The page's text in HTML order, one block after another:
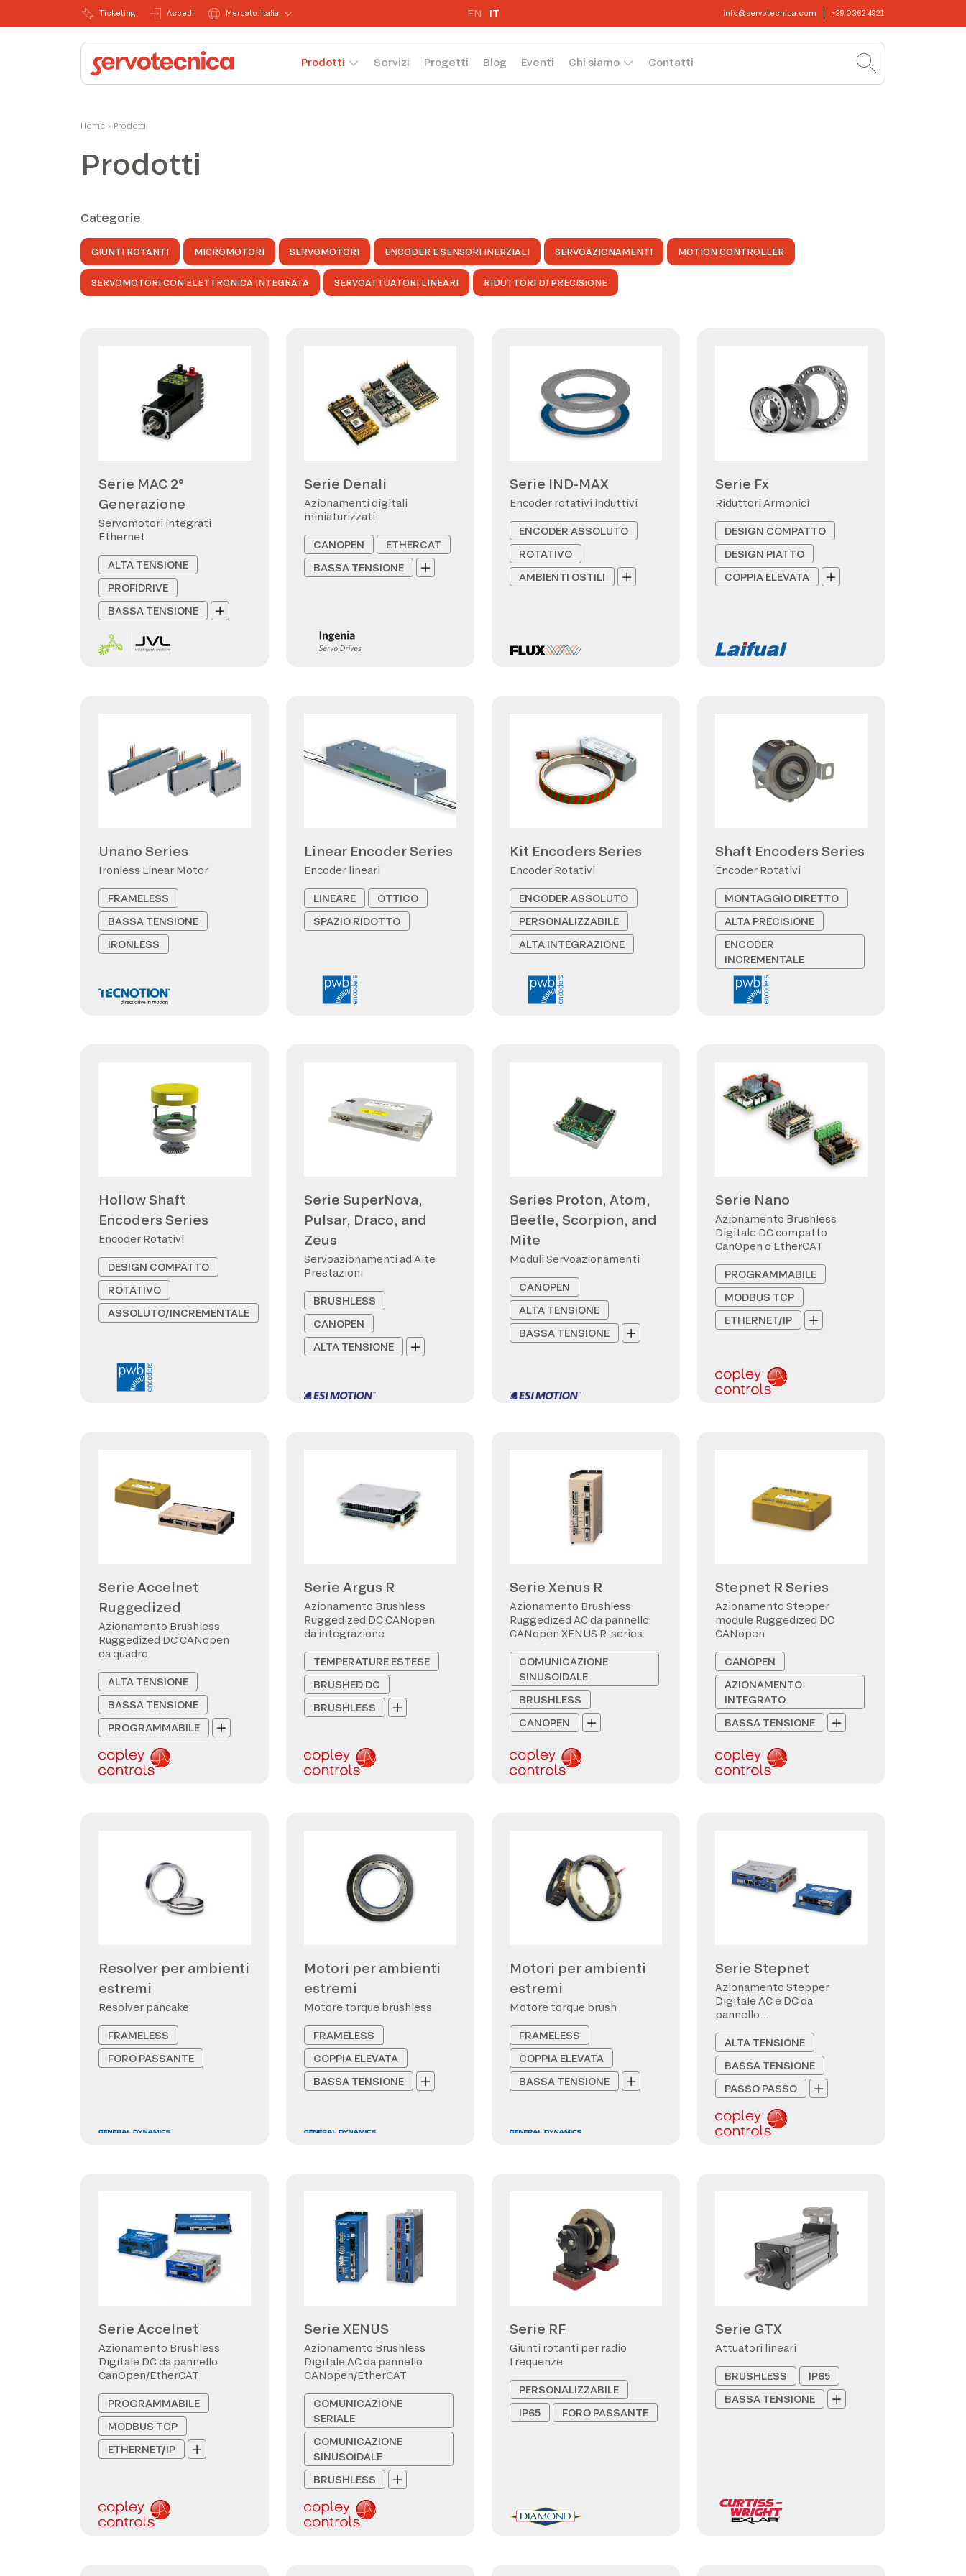
Ticketing Accedi Mercato: Italia EN IT info@servotecnica.com +39 0362 4921
Prodotti Servizi Progetti Blog Eventi Chi siamo Contatti
Home › Prodotti
Prodotti
Categorie
GIUNTI ROTANTI MICROMOTORI SERVOMOTORI ENCODER E SENSORI INERZIALI SERVOAZIONAMENTI MOTION CONTROLLER
SERVOMOTORI CON ELETTRONICA INTEGRATA SERVOATTUATORI LINEARI RIDUTTORI DI PRECISIONE
Serie MAC 2°
Generazione
Servomotori integrati
Ethernet
ALTA TENSIONE
PROFIDRIVE
BASSA TENSIONE
Serie Denali
Azionamenti digitali
miniaturizzati
CANOPEN
ETHERCAT
BASSA TENSIONE
Serie IND-MAX
Encoder rotativi induttivi
ENCODER ASSOLUTO
ROTATIVO
AMBIENTI OSTILI
Serie Fx
Riduttori Armonici
DESIGN COMPATTO
DESIGN PIATTO
COPPIA ELEVATA
Unano Series
Ironless Linear Motor
FRAMELESS
BASSA TENSIONE
IRONLESS
Linear Encoder Series
Encoder lineari
LINEARE
OTTICO
SPAZIO RIDOTTO
Kit Encoders Series
Encoder Rotativi
ENCODER ASSOLUTO
PERSONALIZZABILE
ALTA INTEGRAZIONE
Shaft Encoders Series
Encoder Rotativi
MONTAGGIO DIRETTO
ALTA PRECISIONE
ENCODER
INCREMENTALE
Hollow Shaft
Encoders Series
Encoder Rotativi
DESIGN COMPATTO
ROTATIVO
ASSOLUTO/INCREMENTALE
Serie SuperNova,
Pulsar, Draco, and
Zeus
Servoazionamenti ad Alte
Prestazioni
BRUSHLESS
CANOPEN
ALTA TENSIONE
Series Proton, Atom,
Beetle, Scorpion, and
Mite
Moduli Servoazionamenti
CANOPEN
ALTA TENSIONE
BASSA TENSIONE
Serie Nano
Azionamento Brushless
Digitale DC compatto
CanOpen o EtherCAT
PROGRAMMABILE
MODBUS TCP
ETHERNET/IP
Serie Accelnet
Ruggedized
Azionamento Brushless
Ruggedized DC CANopen
da quadro
ALTA TENSIONE
BASSA TENSIONE
PROGRAMMABILE
Serie Argus R
Azionamento Brushless
Ruggedized DC CANopen
da integrazione
TEMPERATURE ESTESE
BRUSHED DC
BRUSHLESS
Serie Xenus R
Azionamento Brushless
Ruggedized AC da pannello
CANopen XENUS R-series
COMUNICAZIONE
SINUSOIDALE
BRUSHLESS
CANOPEN
Stepnet R Series
Azionamento Stepper
module Ruggedized DC
CANopen
CANOPEN
AZIONAMENTO
INTEGRATO
BASSA TENSIONE
Resolver per ambienti
estremi
Resolver pancake
FRAMELESS
FORO PASSANTE
Motori per ambienti
estremi
Motore torque brushless
FRAMELESS
COPPIA ELEVATA
BASSA TENSIONE
Motori per ambienti
estremi
Motore torque brush
FRAMELESS
COPPIA ELEVATA
BASSA TENSIONE
Serie Stepnet
Azionamento Stepper
Digitale AC e DC da
pannello
ALTA TENSIONE
BASSA TENSIONE
PASSO PASSO
Serie Accelnet
Azionamento Brushless
Digitale DC da pannello
CanOpen/EtherCAT
PROGRAMMABILE
MODBUS TCP
ETHERNET/IP
Serie XENUS
Azionamento Brushless
Digitale AC da pannello
CANopen/EtherCAT
COMUNICAZIONE
SERIALE
COMUNICAZIONE
SINUSOIDALE
BRUSHLESS
Serie RF
Giunti rotanti per radio
frequenze
PERSONALIZZABILE
IP65
FORO PASSANTE
Serie GTX
Attuatori lineari
BRUSHLESS
IP65
BASSA TENSIONE